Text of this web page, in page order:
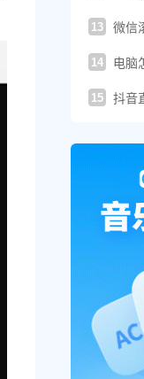
13
微信
14
电脑
15
抖音